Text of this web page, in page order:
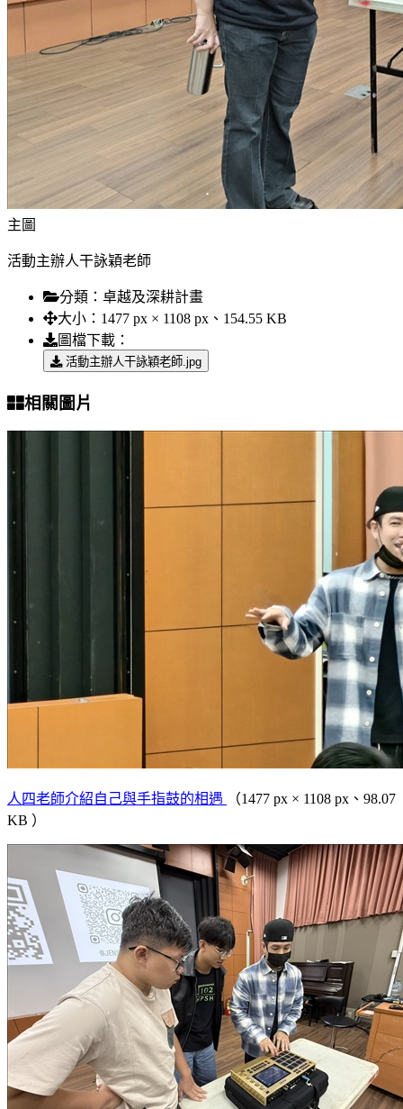
主圖
活動主辦人干詠穎老師
分類： 卓越及深耕計畫
大小： 1477 px × 1108 px、154.55 KB
圖檔下載：
活動主辦人干詠穎老師.jpg
相關圖片
人四老師介紹自己與手指鼓的相遇
（1477 px × 1108 px、98.07
KB ）